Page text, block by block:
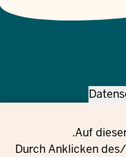
Auf
Durch Anklicken